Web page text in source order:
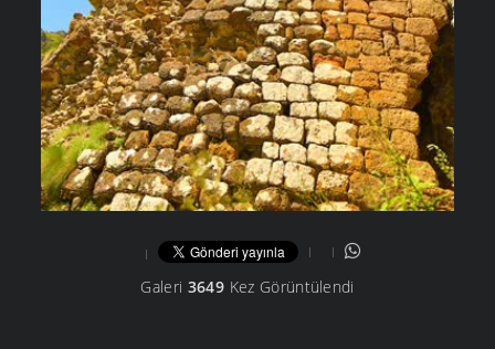
Galeri 3649Kez Görüntülendi